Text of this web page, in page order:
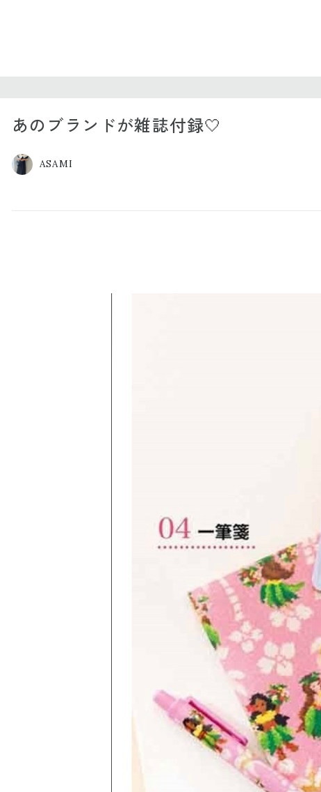
あのブランドが雑誌付録🤍
ASAMI